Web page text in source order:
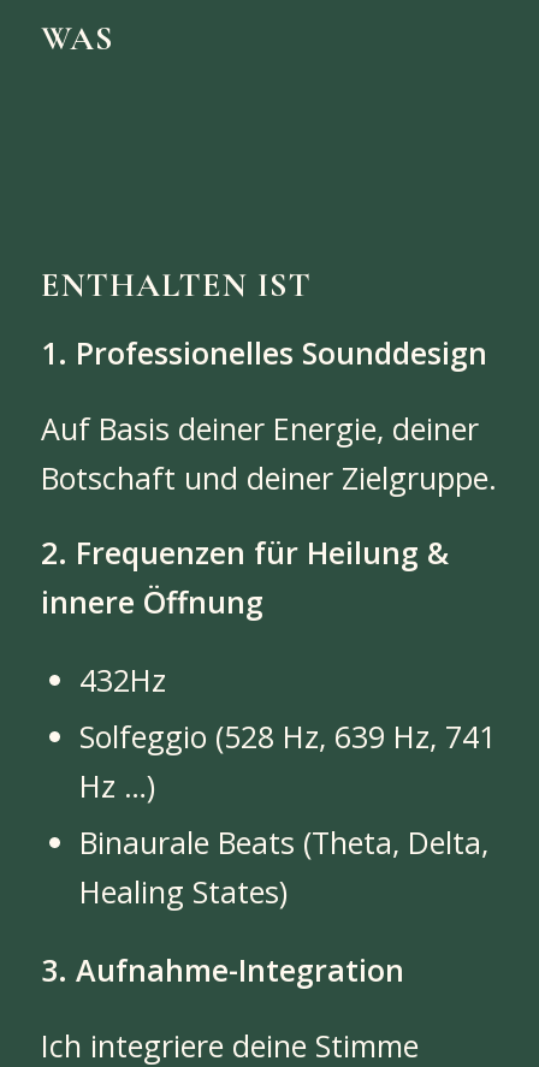
WAS
ENTHALTEN IST
1. Professionelles Sounddesign
Auf Basis deiner Energie, deiner
Botschaft und deiner Zielgruppe.
2. Frequenzen für Heilung &
innere Öffnung
432Hz
Solfeggio (528 Hz, 639 Hz, 741
Hz …)
Binaurale Beats (Theta, Delta,
Healing States)
3. Aufnahme-Integration
Ich integriere deine Stimme